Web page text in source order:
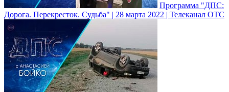
Программа "ДПС:
Дорога. Перекресток. Судьба" | 28 марта 2022 | Телеканал ОТС